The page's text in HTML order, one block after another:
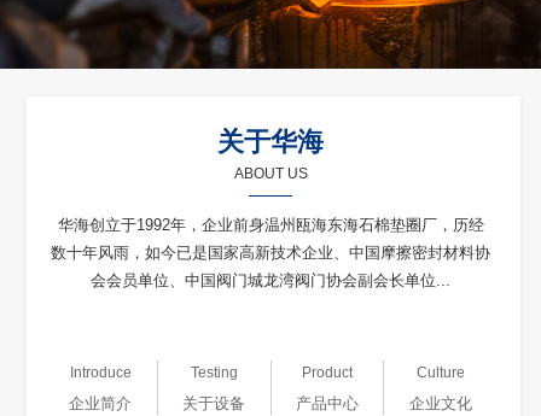
关于华海
ABOUT US
华海创立于1992年，企业前身温州瓯海东海石棉垫圈厂，历经
数十年风雨，如今已是国家高新技术企业、中国摩擦密封材料协
会会员单位、中国阀门城龙湾阀门协会副会长单位...
Introduce
企业简介
Testing
关于设备
Product
产品中心
Culture
企业文化